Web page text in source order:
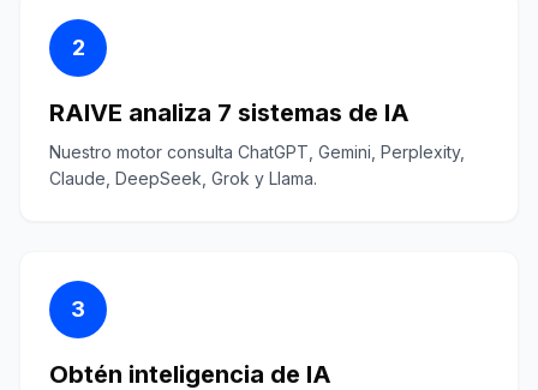
2
RAIVE analiza 7 sistemas de IA
Nuestro motor consulta ChatGPT, Gemini, Perplexity,
Claude, DeepSeek, Grok y Llama.
3
Obtén inteligencia de IA